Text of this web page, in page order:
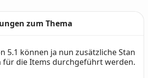
zum Thema
5.1 können ja nun zusätzliche Stan
die Items durchgeführt werden.